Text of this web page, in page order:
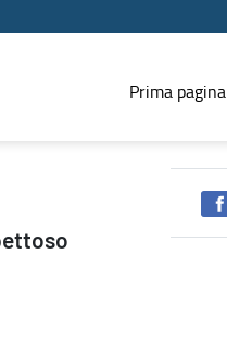
Prima pagina